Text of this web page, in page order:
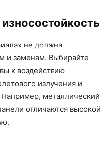
не должна
и заменам. Выбирайте
к воздействию
излучения и
металлический
отличаются высокой